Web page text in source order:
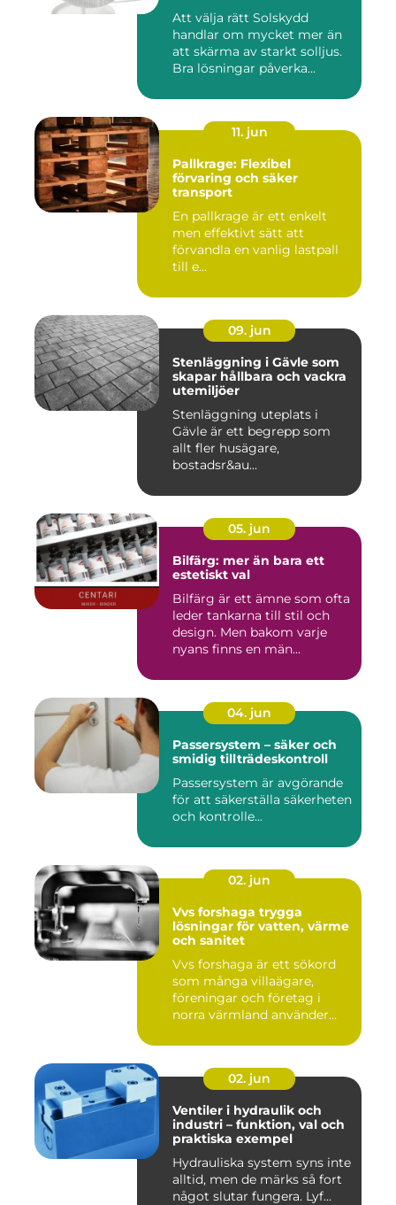
Att välja rätt Solskydd
handlar om mycket mer än
att skärma av starkt solljus.
Bra lösningar påverka...
11. jun
Pallkrage: Flexibel
förvaring och säker
transport
En pallkrage är ett enkelt
men effektivt sätt att
förvandla en vanlig lastpall
till e...
09. jun
Stenläggning i Gävle som
skapar hållbara och vackra
utemiljöer
Stenläggning uteplats i
Gävle är ett begrepp som
allt fler husägare,
bostadsr&au...
05. jun
Bilfärg: mer än bara ett
estetiskt val
Bilfärg är ett ämne som ofta
leder tankarna till stil och
design. Men bakom varje
nyans finns en män...
04. jun
Passersystem – säker och
smidig tillträdeskontroll
Passersystem är avgörande
för att säkerställa säkerheten
och kontrolle...
02. jun
Vvs forshaga trygga
lösningar för vatten, värme
och sanitet
Vvs forshaga är ett sökord
som många villaägare,
föreningar och företag i
norra värmland använder
02. jun
Ventiler i hydraulik och
industri – funktion, val och
praktiska exempel
Hydrauliska system syns inte
alltid, men de märks så fort
något slutar fungera. Lyf...